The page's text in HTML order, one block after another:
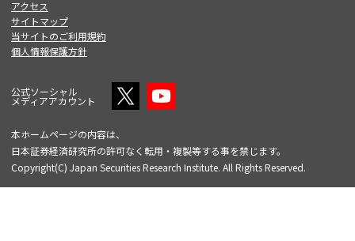
アクセス
サイトマップ
当サイトのご利用規約
個人情報保護方針
公式ソーシャル
メディアアカウント
本ホームページの内容は、
日本証券経済研究所の許可なく転用・複製等する事を禁じます。
Copyright(C) Japan Securities Research Institute. All Rights Reserved.